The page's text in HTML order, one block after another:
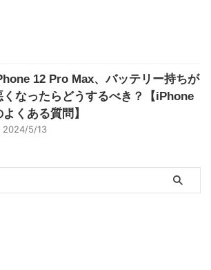
12 Pro Max、バッテリー持ちが
くなったらどうするべき？【iPhone
よくある質問】
2024/5/13